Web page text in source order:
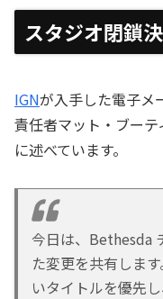
スタジオ閉鎖
IGNが入手した電子メ
責任者マット・ブー
に述べています。
今日は、Bethesda
た変更を共有しま
いタイトルを優先